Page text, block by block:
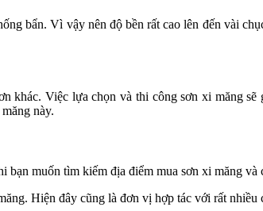
bẩn. Vì vậy nên độ bền rất cao lên đến vài
khác. Việc lựa chọn và thi công sơn xi măng
này.
muốn tìm kiếm địa điểm mua sơn xi măng
Hiện đây cũng là đơn vị hợp tác với rất nhiều